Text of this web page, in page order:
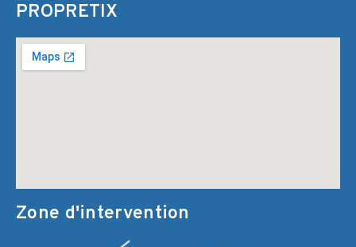
PROPRETIX
Zone d'intervention